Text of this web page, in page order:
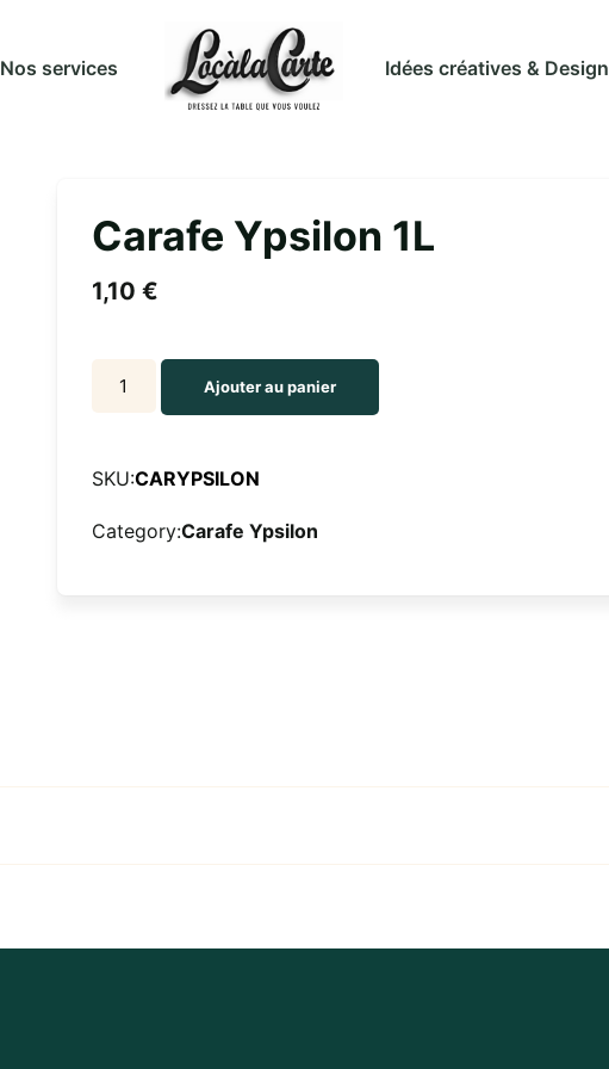
Nos services Idées créatives & Design
Carafe Ypsilon 1L
1,10 €
Carafe
quantity
Ajouter au panier
SKU:CARYPSILON
Category:Carafe Ypsilon